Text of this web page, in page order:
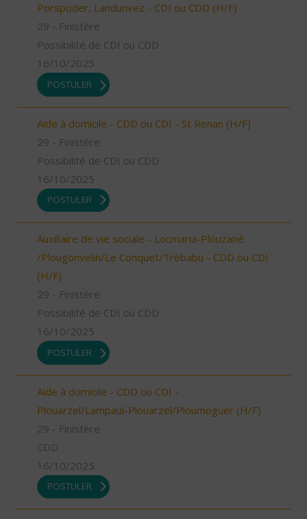
Porspoder, Landunvez - CDI ou CDD (H/F)
29 - Finistère
Possibilité de CDI ou CDD
16/10/2025
POSTULER
Aide à domicile - CDD ou CDI - St Renan (H/F)
29 - Finistère
Possibilité de CDI ou CDD
16/10/2025
POSTULER
Auxiliaire de vie sociale - Locmaria-Plouzané
/Plougonvelin/Le Conquet/Trébabu - CDD ou CDI
(H/F)
29 - Finistère
Possibilité de CDI ou CDD
16/10/2025
POSTULER
Aide à domicile - CDD ou CDI -
Plouarzel/Lampaul-Plouarzel/Ploumoguer (H/F)
29 - Finistère
CDD
16/10/2025
POSTULER